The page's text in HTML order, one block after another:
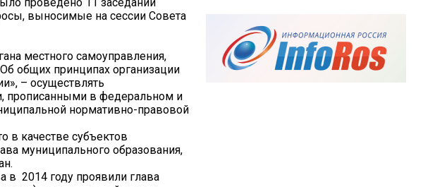
выносимые на сессии Совета
местного самоуправления,
общих принципах организации
– осуществлять
прописанными в федеральном и
нормативно-правовой
в качестве субъектов
муниципального образования,
в 2014 году проявили глава